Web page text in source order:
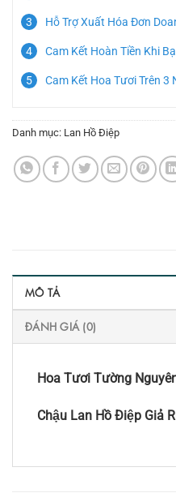
Hỗ Trợ Xuất Hóa Đơn
Cam Kết Hoàn Tiền Khi
Cam Kết Hoa Tươi Trên 3
Danh mục: Lan Hồ Điệp
MÔ TẢ
ĐÁNH GIÁ (0)
Hoa Tươi Tường
Chậu Lan Hồ Điệp Giả